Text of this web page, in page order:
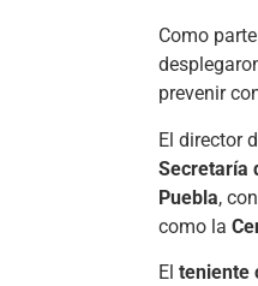
Como
prevenir
El director
Secretaría
Puebla,
como la
El teniente